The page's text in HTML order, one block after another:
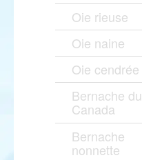
Oie rieuse
Oie naine
Oie cendrée
Bernache du
Canada
Bernache
nonnette